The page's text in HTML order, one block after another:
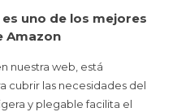
es uno de los mejores
Amazon
nuestra web, está
cubrir las necesidades del
y plegable facilita el